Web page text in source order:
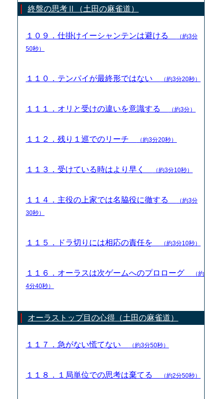
終盤の思考Ⅱ（土田の麻雀道）
１０９．仕掛けイーシャンテンは避ける
（約3分
50秒）
１１０．テンパイが最終形ではない （約3分20秒）
１１１．オリと受けの違いを意識する （約3分）
１１２．残り１巡でのリーチ （約3分20秒）
１１３．受けている時はより早く （約3分10秒）
１１４．主役の上家では名脇役に徹する
（約3分
30秒）
１１５．ドラ切りには相応の責任を （約3分10秒）
１１６．オーラスは次ゲームへのプロローグ
（約
4分40秒）
オーラストップ目の心得（土田の麻雀道）
１１７．急がない慌てない （約3分50秒）
１１８．１局単位での思考は棄てる （約2分50秒）